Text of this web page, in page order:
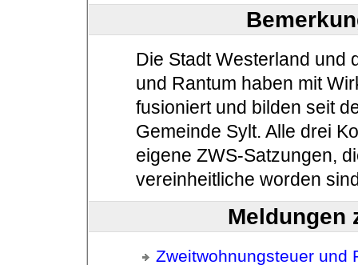
Die Stadt Westerland und
und Rantum haben mit
fusioniert und bilden seit
Gemeinde Sylt. Alle drei
eigene ZWS-Satzungen,
vereinheitliche worden
Meldungen
Zweitwohnungsteuer und